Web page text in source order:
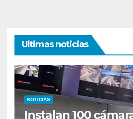
Ultimas noticias
NOTICIAS
Instalan 100